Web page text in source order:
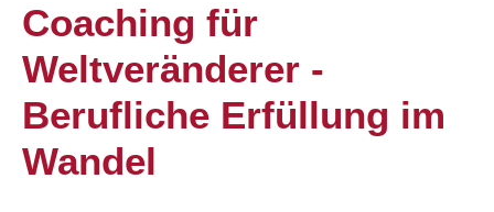
Coaching für
Weltveränderer -
Berufliche Erfüllung im
Wandel